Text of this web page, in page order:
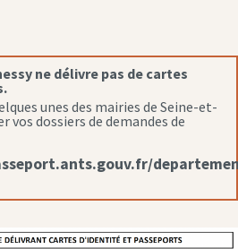
ne délivre pas de cartes
unes des mairies de Seine-et-
vos dossiers de demandes de